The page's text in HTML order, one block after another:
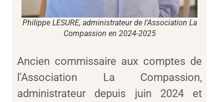
Philippe LESURE, administrateur de l'Association La
Compassion en 2024-2025
Ancien commissaire aux comptes de
l’Association La Compassion,
administrateur depuis juin 2024 et